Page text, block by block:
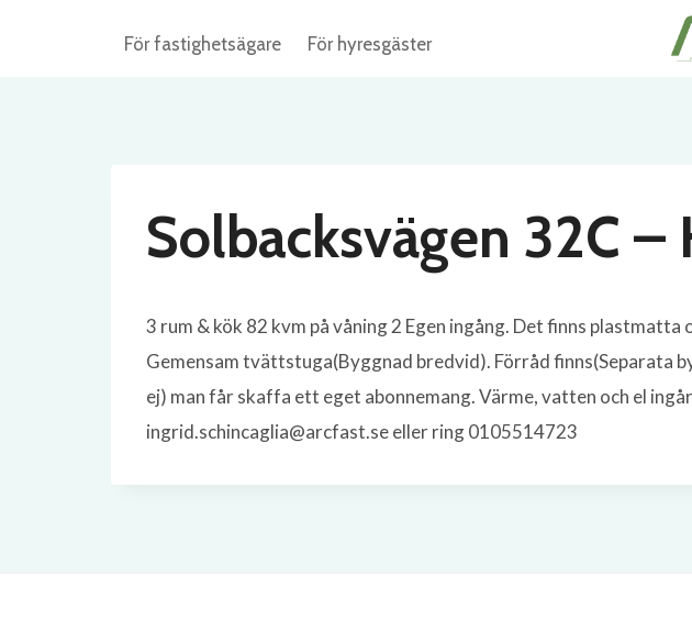
För fastighetsägare För hyresgäster
Solbacksvägen 32C –
3 rum & kök 82 kvm på våning 2 Egen ingång. Det finns
Gemensam tvättstuga(Byggnad bredvid). Förråd finns(Separata
ej) man får skaffa ett eget abonnemang. Värme, vatten och el
ingrid.schincaglia@arcfast.se eller ring 0105514723